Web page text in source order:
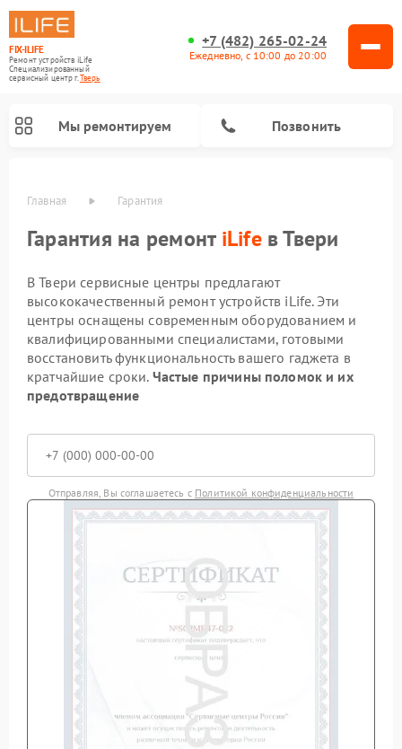
FIX-ILIFE
Ремонт устройств iLife
Специализированный
cервисный центр г.Тверь
+7 (482) 265-02-24
Ежедневно, с 10:00 до 20:00
Мы ремонтируем Позвонить
Главная Гарантия
Гарантия на ремонт iLifeв Твери
В Твери сервисные центры предлагают
высококачественный ремонт устройств iLife. Эти
центры оснащены современным оборудованием и
квалифицированными специалистами, готовыми
восстановить функциональность вашего гаджета в
кратчайшие сроки. Частые причины поломок и их
предотвращение
Отправляя, Вы соглашаетесь с Политикой конфиденциальности